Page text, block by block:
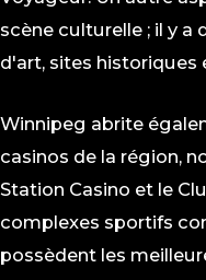
scène culturelle ; il y a
d'art, sites historiques
Winnipeg abrite
casinos de la région,
Station Casino et le
complexes sportifs
possèdent les